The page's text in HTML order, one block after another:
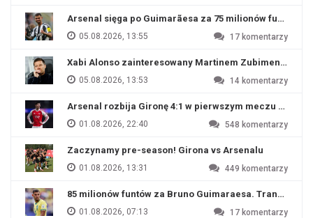
Arsenal sięga po Guimarãesa za 75 milionów funtów
05.08.2026, 13:55 17 komentarzy
Xabi Alonso zainteresowany Martinem Zubimendim
05.08.2026, 13:53 14 komentarzy
Arsenal rozbija Gironę 4:1 w pierwszym meczu
01.08.2026, 22:40 548 komentarzy
Zaczynamy pre-season! Girona vs Arsenalu
01.08.2026, 13:31 449 komentarzy
85 milionów funtów za Bruno Guimaraesa. Transfer
01.08.2026, 07:13 17 komentarzy